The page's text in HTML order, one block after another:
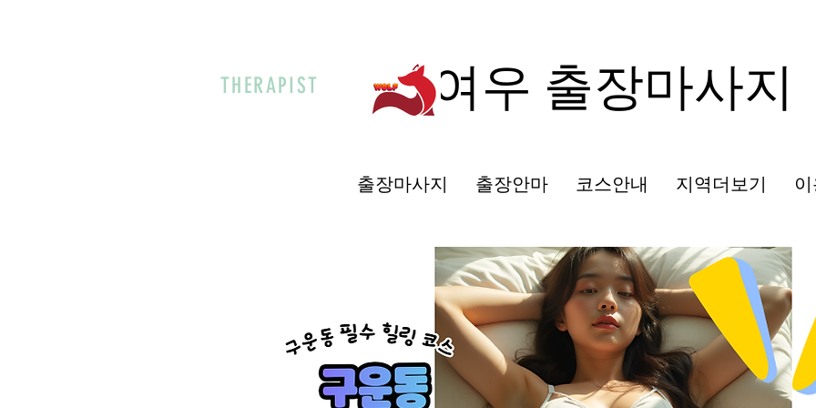
THERAPIST 여우 출장마사지
출장마사지 출장안마 코스안내 지역더보기